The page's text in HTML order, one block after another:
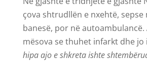
çova shtrudllën e nxehtë, sepse
banesë, por në autoambulancë.
mësova se thuhet infarkt dhe jo
hipa ajo e shkreta ishte